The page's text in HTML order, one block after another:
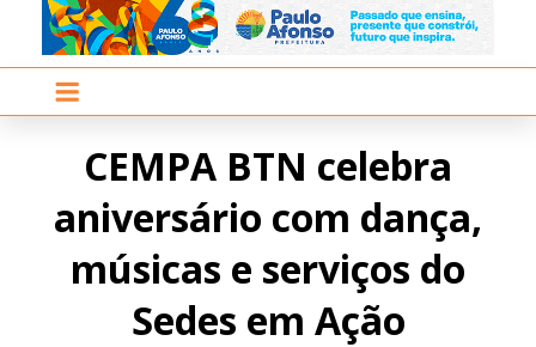
CEMPA BTN celebra
aniversário com dança,
músicas e serviços do
Sedes em Ação